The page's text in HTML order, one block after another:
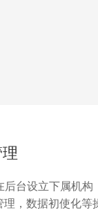
后台设立下属机构
理，数据初使化等